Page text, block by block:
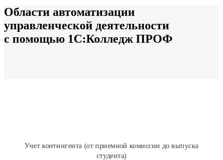
Области автоматизации
управленческой деятельности
с помощью 1С:Колледж ПРОФ
Учет контингента (от приемной комиссии до выпуска
студента)
И другое